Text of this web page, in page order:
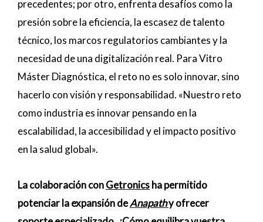
precedentes; por otro, enfrenta desafíos como la
presión sobre la eficiencia, la escasez de talento
técnico, los marcos regulatorios cambiantes y la
necesidad de una digitalización real. Para Vitro
Máster Diagnóstica, el reto no es solo innovar, sino
hacerlo con visión y responsabilidad. «Nuestro reto
como industria es innovar pensando en la
escalabilidad, la accesibilidad y el impacto positivo
en la salud global».
La colaboración conGetronicsha permitido
potenciar la expansión deAnapathy ofrecer